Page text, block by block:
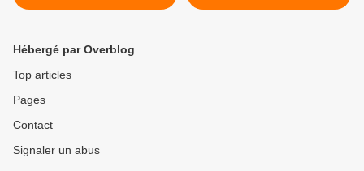
Hébergé par Overblog
Top articles
Pages
Contact
Signaler un abus